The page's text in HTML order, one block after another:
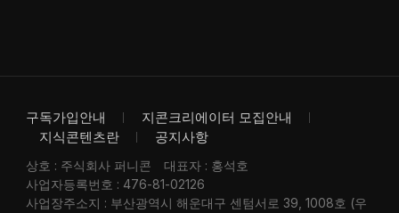
구독가입안내
지콘크리에이터 모집안내
지식콘텐츠란
공지사항
상호 : 주식회사 퍼니콘
대표자 : 홍석호
사업자등록번호 : 476-81-02126
사업장주소지 : 부산광역시 해운대구 센텀서로 39, 1008호 (우